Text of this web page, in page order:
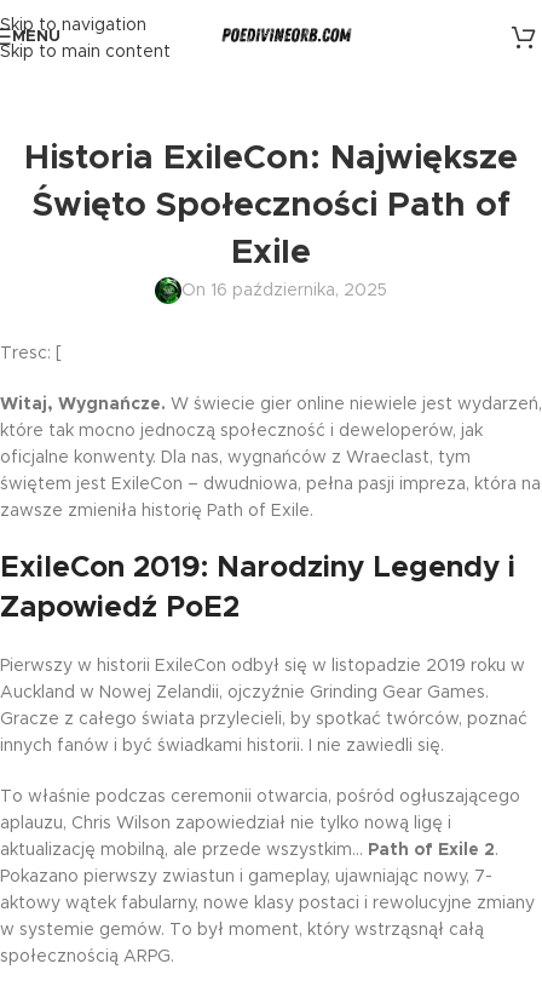
Skip to navigation
Skip to main content
MENU
Historia ExileCon: Największe
Święto Społeczności Path of
Exile
On 16 października, 2025
Tresc: [
Witaj, Wygnańcze. W świecie gier online niewiele jest wydarzeń,
które tak mocno jednoczą społeczność i deweloperów, jak
oficjalne konwenty. Dla nas, wygnańców z Wraeclast, tym
świętem jest ExileCon – dwudniowa, pełna pasji impreza, która na
zawsze zmieniła historię Path of Exile.
ExileCon 2019: Narodziny Legendy i
Zapowiedź PoE2
Pierwszy w historii ExileCon odbył się w listopadzie 2019 roku w
Auckland w Nowej Zelandii, ojczyźnie Grinding Gear Games.
Gracze z całego świata przylecieli, by spotkać twórców, poznać
innych fanów i być świadkami historii. I nie zawiedli się.
To właśnie podczas ceremonii otwarcia, pośród ogłuszającego
aplauzu, Chris Wilson zapowiedział nie tylko nową ligę i
aktualizację mobilną, ale przede wszystkim… Path of Exile 2.
Pokazano pierwszy zwiastun i gameplay, ujawniając nowy, 7-
aktowy wątek fabularny, nowe klasy postaci i rewolucyjne zmiany
w systemie gemów. To był moment, który wstrząsnął całą
społecznością ARPG.